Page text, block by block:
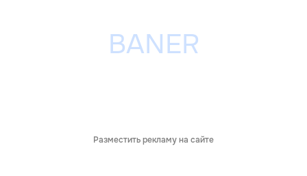
Разместить рекламу на сайте